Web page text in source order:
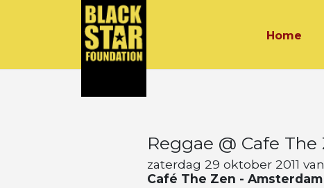
Home
Reggae @ Cafe The
zaterdag 29 oktober 2011
Café The Zen - Amsterdam